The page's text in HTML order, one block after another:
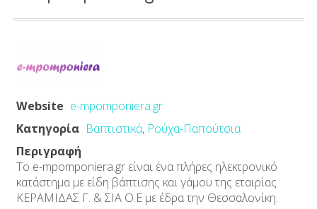
Διασκέδαση
Οργάνωση
Βάπτισης
Διάσημες
Βαπτίσεις
Website e-mpomponiera.gr
Κατηγορία Βαπτιστικά, Ρούχα-Παπούτσια
Περιγραφή
Το e-mpomponiera.gr είναι ένα πλήρες ηλεκτρονικό
κατάστημα με είδη βάπτισης και γάμου της εταιρίας
ΚΕΡΑΜΙΔΑΣ Γ. & ΣΙΑ Ο.Ε με έδρα την Θεσσαλονίκη.